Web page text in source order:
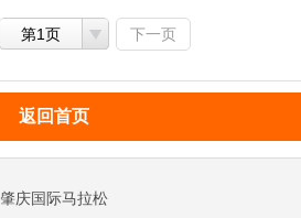
第1页 下一页
返回首页
肇庆国际马拉松